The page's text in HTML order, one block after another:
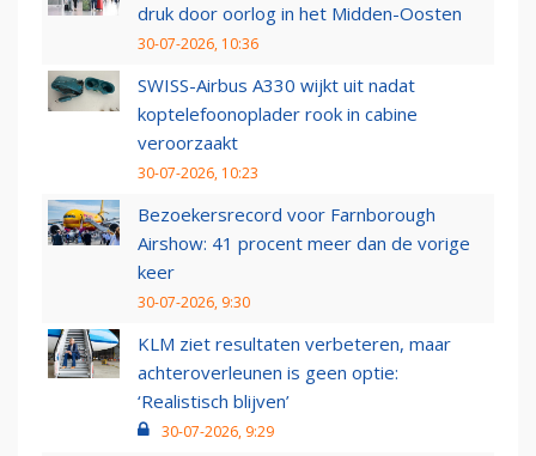
druk door oorlog in het Midden-Oosten
30-07-2026, 10:36
SWISS-Airbus A330 wijkt uit nadat
koptelefoonoplader rook in cabine
veroorzaakt
30-07-2026, 10:23
Bezoekersrecord voor Farnborough
Airshow: 41 procent meer dan de vorige
keer
30-07-2026, 9:30
KLM ziet resultaten verbeteren, maar
achteroverleunen is geen optie:
‘Realistisch blijven’
30-07-2026, 9:29